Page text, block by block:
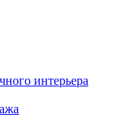
интерьера